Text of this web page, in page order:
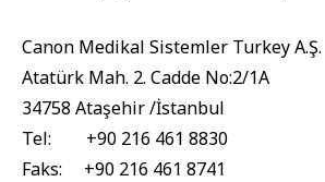
Canon Medikal Sistemler Turkey A.Ş.
Atatürk Mah. 2. Cadde No:2/1A
34758 Ataşehir /İstanbul
Tel: +90 216 461 8830
Faks: +90 216 461 8741